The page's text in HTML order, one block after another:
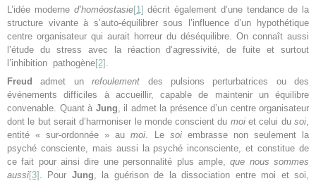
L’idée moderne d’homéostasie[1] décrit également d’une tendance de la
structure vivante à s’auto-équilibrer sous l’influence d’un hypothétique
centre organisateur qui aurait horreur du déséquilibre. On connaît aussi
l’étude du stress avec la réaction d’agressivité, de fuite et surtout
l’inhibition pathogène[2] .
Freud
admet unrefoulement des pulsions perturbatrices ou des
événements difficiles à accueillir, capable de maintenir un équilibre
convenable. Quant à Jung , il admet la présence d’un centre organisateur
dont le but serait d’harmoniser le monde conscient du moiet celui dusoi
entité « sur-ordonnée » aumoi . Le soiembrasse non seulement la
psyché consciente, mais aussi la psyché inconsciente, et constitue de
ce fait pour ainsi dire une personnalité plus ample,que nous sommes
aussi[3] . Pour Jung , la guérison de la dissociation entre moi et soi,